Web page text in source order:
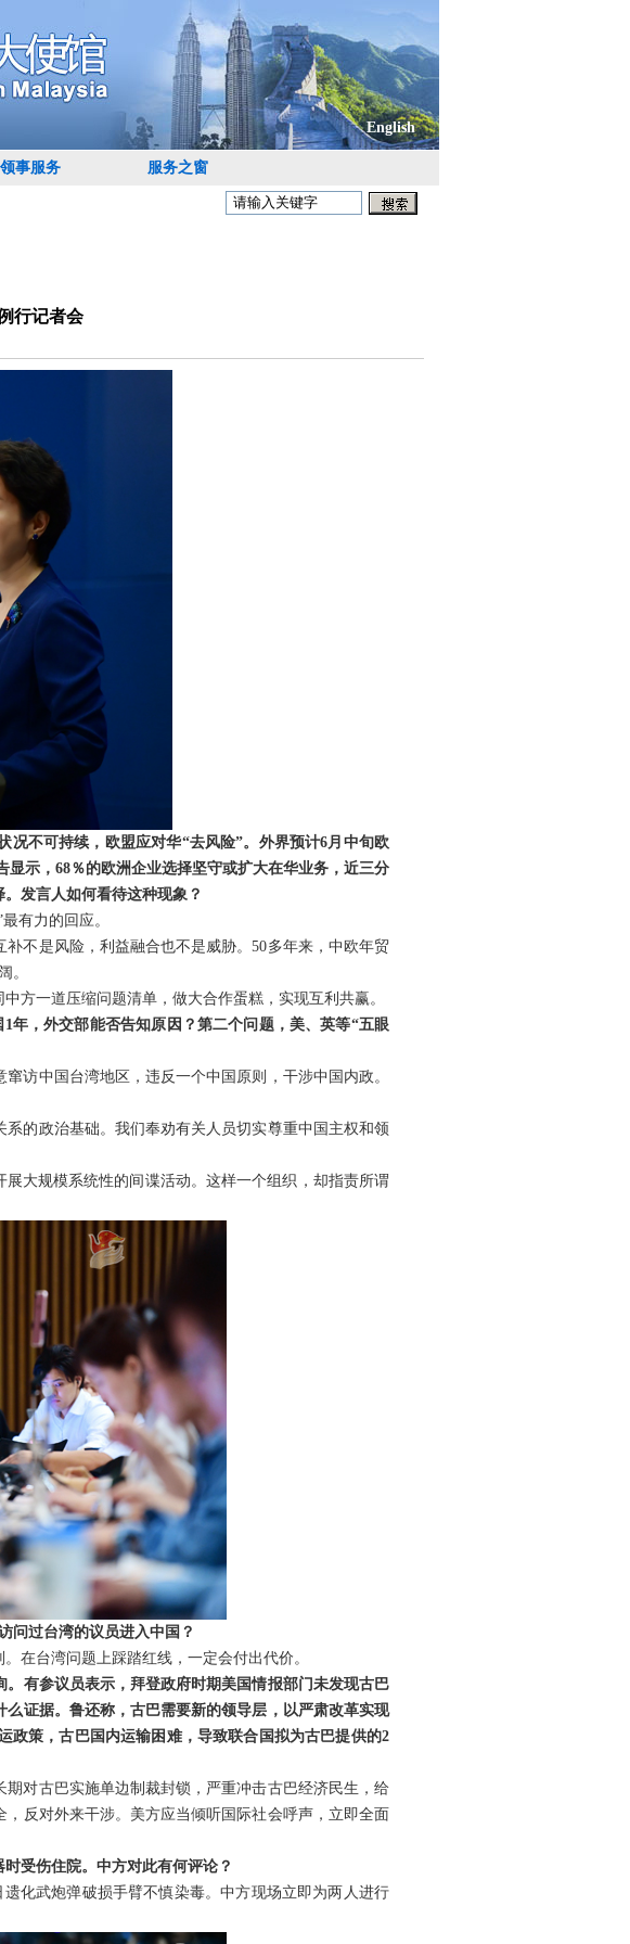
English
领事服务 服务之窗
行记者会
不可持续，欧盟应对华“去风险”。外界预计6月中旬欧
示，68％的欧洲企业选择坚守或扩大在华业务，近三分
发言人如何看待这种现象？
有力的回应。
不是风险，利益融合也不是威胁。50多年来，中欧年贸
。
方一道压缩问题清单，做大合作蛋糕，实现互利共赢。
年，外交部能否告知原因？第二个问题，美、英等“五眼
访中国台湾地区，违反一个中国原则，干涉中国内政。
的政治基础。我们奉劝有关人员切实尊重中国主权和领
大规模系统性的间谍活动。这样一个组织，却指责所谓
问过台湾的议员进入中国？
在台湾问题上踩踏红线，一定会付出代价。
。有参议员表示，拜登政府时期美国情报部门未发现古巴
证据。鲁还称，古巴需要新的领导层，以严肃改革实现
政策，古巴国内运输困难，导致联合国拟为古巴提供的2
对古巴实施单边制裁封锁，严重冲击古巴经济民生，给
反对外来干涉。美方应当倾听国际社会呼声，立即全面
受伤住院。中方对此有何评论？
化武炮弹破损手臂不慎染毒。中方现场立即为两人进行